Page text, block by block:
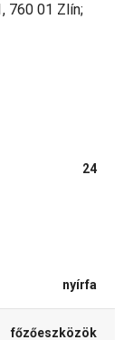
760 01 Zlín;
24
nyírfa
főzőeszközök